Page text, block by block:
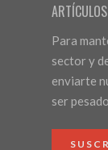
Para
sector y
enviarte
ser